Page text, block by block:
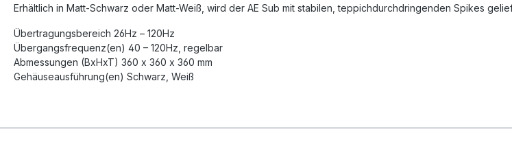
Erhältlich in Matt-Schwarz oder Matt-Weiß, wird der AE Sub mit stabilen, teppichdurchdringenden Spikes
Übertragungsbereich 26Hz – 120Hz
Übergangsfrequenz(en) 40 – 120Hz, regelbar
Abmessungen (BxHxT) 360 x 360 x 360 mm
Gehäuseausführung(en) Schwarz, Weiß